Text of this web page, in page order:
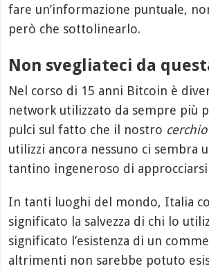
fare un’informazione puntuale,
però che sottolinearlo.
Non svegliateci da
Nel corso di 15 anni Bitcoin è
network utilizzato da sempre più
pulci sul fatto che il nostro
utilizzi ancora nessuno ci sembra
tantino ingeneroso di
In tanti luoghi del mondo, Italia
significato la salvezza di chi lo
significato l’esistenza di un
altrimenti non sarebbe potuto